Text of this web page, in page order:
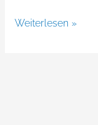
Weiterlesen »